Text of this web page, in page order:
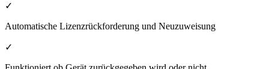
✓
Automatische Lizenzrückforderung und Neuzuweisung
✓